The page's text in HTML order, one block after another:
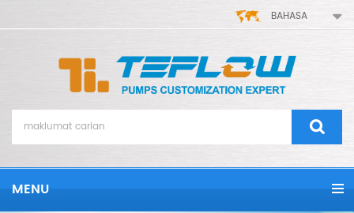
BAHASA
MENU